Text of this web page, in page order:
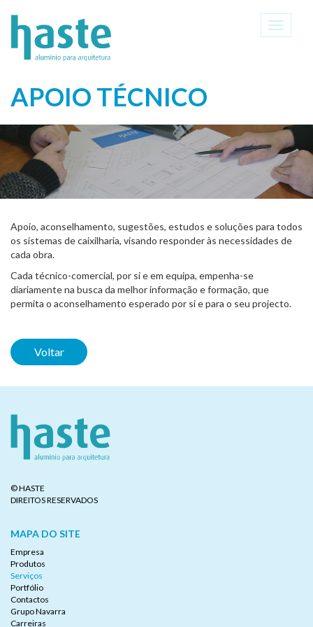
Toggle
APOIO TÉCNICO
Apoio, aconselhamento, sugestões, estudos e soluções para todos
os sistemas de caixilharia, visando responder às necessidades de
cada obra.
Cada técnico-comercial, por si e em equipa, empenha-se
diariamente na busca da melhor informação e formação, que
permita o aconselhamento esperado por si e para o seu projecto.
Voltar
© HASTE
DIREITOS RESERVADOS
MAPA DO SITE
Empresa
Produtos
Serviços
Portfólio
Contactos
Grupo Navarra
Carreiras